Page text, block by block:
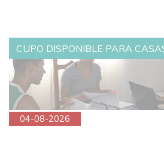
CUPO DISPONIBLE PARA
04-08-2026